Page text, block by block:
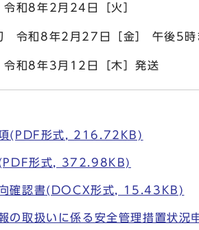
和8年2月24日［火］
令和8年2月27日［金］ 午後5時
和8年3月12日［木］発送
(PDF形式, 216.72KB)
形式, 372.98KB)
確認書(DOCX形式, 15.43KB)
の取扱いに係る安全管理措置状